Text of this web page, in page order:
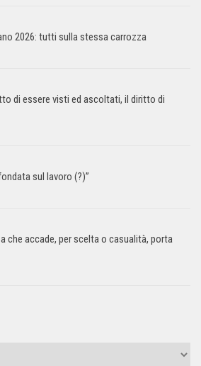
2026: tutti sulla stessa carrozza
di essere visti ed ascoltati, il diritto di
sul lavoro (?)”
che accade, per scelta o casualità, porta